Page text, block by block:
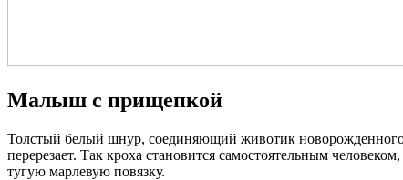
Малыш с прищепкой
Толстый белый шнур, соединяющий животик
перерезает. Так кроха становится самостоятельным
тугую марлевую повязку.